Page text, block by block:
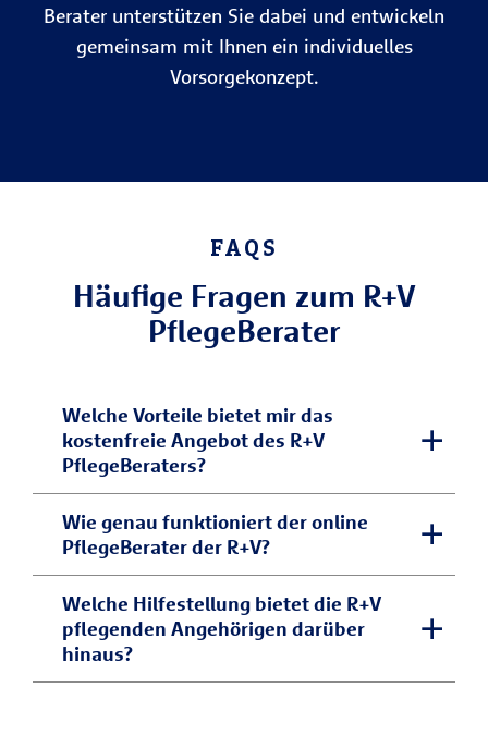
Berater unterstützen Sie dabei und entwickeln
gemeinsam mit Ihnen ein individuelles
Vorsorgekonzept.
FAQS
Häufige Fragen zum R+V
PflegeBerater
Welche Vorteile bietet mir das
kostenfreie Angebot des R+V
PflegeBeraters?
Der R+V PflegeBerater bietet Ihnen
wichtige Informationen und Formulare
rund um Ihre Pflegesituation. Die Inhalte
sind leicht verständlich formuliert und
werden von unseren Experten regelmäßig
Wie genau funktioniert der online
PflegeBerater der R+V?
Der R+V PflegeBerater wird von einem
Team aus Experten gepflegt und
weiterentwickelt: Wir arbeiten stetig
Welche Hilfestellung bietet die R+V
pflegenden Angehörigen darüber
hinaus?